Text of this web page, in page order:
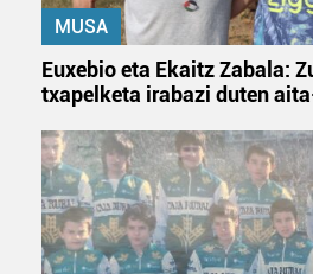
MUSA
Euxebio eta Ekaitz Zabala:
txapelketa irabazi duten